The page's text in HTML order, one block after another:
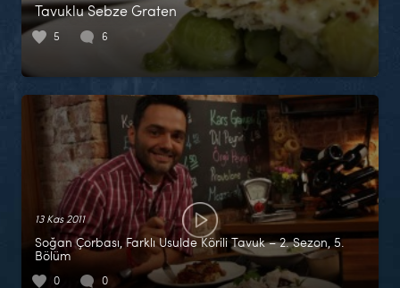
Tavuklu Sebze Graten
5 6
13 Kas 2011
Soğan Çorbası, Farklı Usulde Körili Tavuk – 2. Sezon, 5.
Bölüm
0 0